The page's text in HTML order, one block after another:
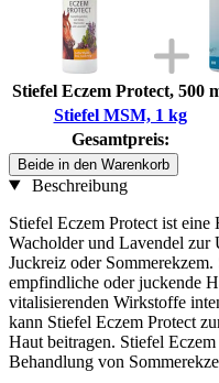
Stiefel Eczem Protect, 500
Stiefel MSM, 1 kg
Gesamtpreis:
Beide in den Warenkorb
Beschreibung
Stiefel Eczem Protect ist
Wacholder und Lavendel zur
Juckreiz oder
empfindliche oder juckende
vitalisierenden Wirkstoffe
kann Stiefel Eczem Protect
Haut beitragen. Stiefel
Behandlung von